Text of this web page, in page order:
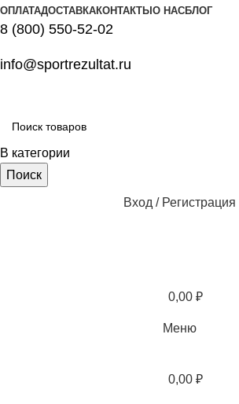
ОПЛАТАДОСТАВКАКОНТАКТЫ О НАСБЛОГ
8 (800) 550-52-02
info@sportrezultat.ru
В категории
Поиск
Вход / Регистрация
0,00 ₽
Меню
0,00 ₽